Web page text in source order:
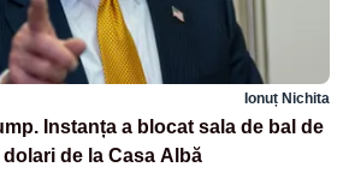
Ionuț Nichita
Instanța a blocat sala de bal de
de la Casa Albă